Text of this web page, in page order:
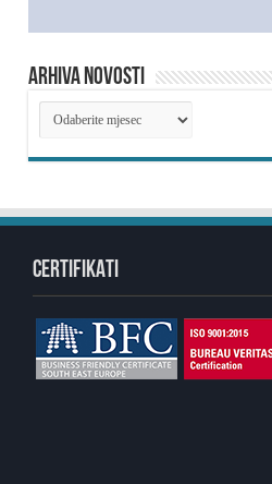
ARHIVA NOVOSTI
ARHIVA
NOVOSTI
CERTIFIKATI